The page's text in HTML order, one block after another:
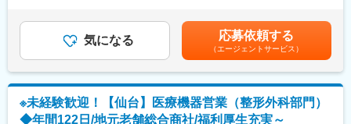
変更の範囲：会社の定める業務
■新入社員へのフォローや研修体制：
先輩職員さんに毎日相談できます。
額会社負担で取得できます。
■当社について：
業手当＞有＜給与補足＞※給与は経験・スキル等を考慮の上決定し
ます。■昇給：有（1月あたり～20,000円）■賞与：年2回
（200,000円～300,000円）いずれも前年度実績■その他固定手当
内訳：処遇改善手当：30,000円～40,000円、役職手当：20,000
円、調整手当：32,200円～40,000円賃金はあくまでも目安の金額
であり、選考を通じて上下する可能性があります。月給(月額)は固
定手当を含めた表記です。
気になる 応募依頼する
（エージェントサービス）
※未経験歓迎！【仙台】医療機器営業（整形外科部門）
◆年間122日/地元老舗総合商社/福利厚生充実～